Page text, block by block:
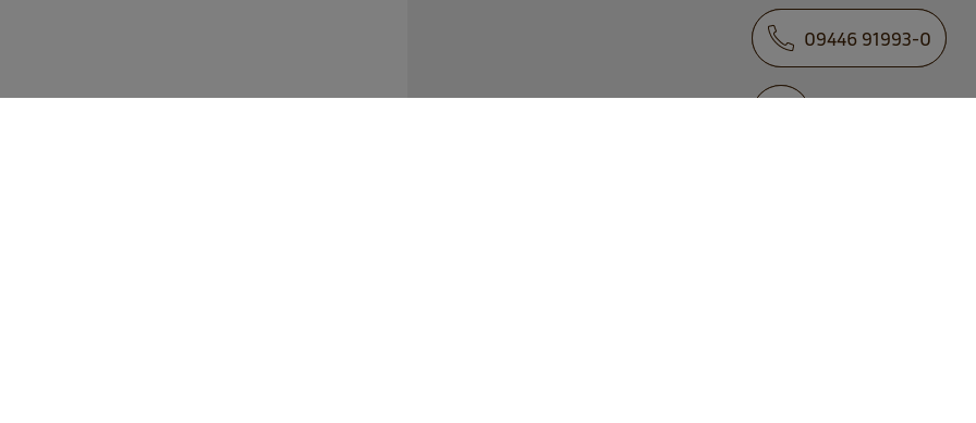
09446 91993-0